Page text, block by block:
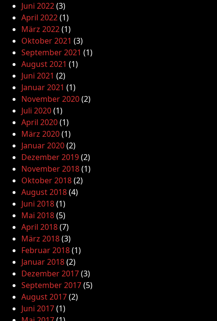
Juni 2022(3)
April 2022(1)
März 2022(1)
Oktober 2021 (3)
September 2021 (1)
August 2021 (1)
Juni 2021 (2)
Januar 2021 (1)
November 2020(2)
Juli 2020(1)
April 2020(1)
März 2020(1)
Januar 2020(2)
Dezember 2019(2)
November 2018(1)
Oktober 2018(2)
August 2018(4)
Juni 2018(1)
Mai 2018(5)
April 2018(7)
März 2018(3)
Februar 2018(1)
Januar 2018(2)
Dezember 2017(3)
September 2017(5)
August 2017(2)
Juni 2017(1)